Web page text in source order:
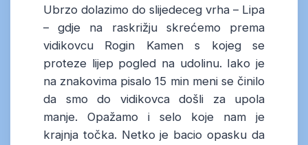
Ubrzo dolazimo do slijedeceg vrha – Lipa
– gdje na raskrižju skrećemo prema
vidikovcu Rogin Kamen s kojeg se
proteze lijep pogled na udolinu. Iako je
na znakovima pisalo 15 min meni se činilo
da smo do vidikovca došli za upola
manje. Opažamo i selo koje nam je
krajnja točka. Netko je bacio opasku da